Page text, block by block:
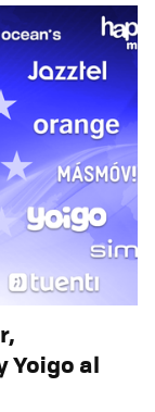
Yoigo al